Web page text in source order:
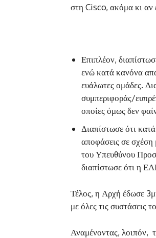
στη Cisco, ακόμα κι αν
Επιπλέον,
ενώ κατά κανόνα
ευάλωτες ομάδες.
συμπεριφοράς/
οποίες όμως δεν
Διαπίστωσε ότι
αποφάσεις σε
του Υπευθύνου
διαπίστωσε ότι η
Τέλος, η Αρχή έδωσε
με όλες τις συστάσεις
Αναμένοντας, λοιπόν,